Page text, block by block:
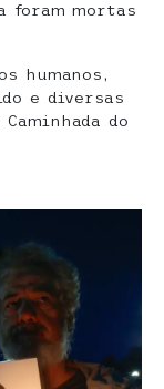
foram mortas
humanos,
e diversas
do